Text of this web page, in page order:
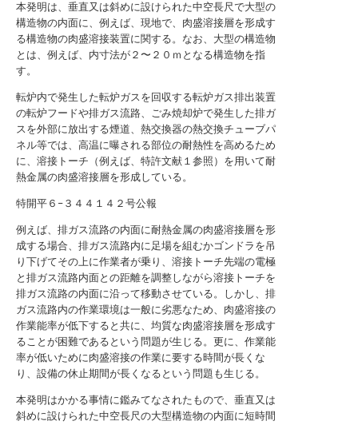
本発明は、垂直又は斜めに設けられた中空長尺で大型の
構造物の内面に、例えば、現地で、肉盛溶接層を形成す
る構造物の肉盛溶接装置に関する。なお、大型の構造物
とは、例えば、内寸法が２〜２０ｍとなる構造物を指
す。
転炉内で発生した転炉ガスを回収する転炉ガス排出装置
の転炉フードや排ガス流路、ごみ焼却炉で発生した排ガ
スを外部に放出する煙道、熱交換器の熱交換チューブパ
ネル等では、高温に曝される部位の耐熱性を高めるため
に、溶接トーチ（例えば、特許文献１参照）を用いて耐
熱金属の肉盛溶接層を形成している。
特開平６−３４４１４２号公報
例えば、排ガス流路の内面に耐熱金属の肉盛溶接層を形
成する場合、排ガス流路内に足場を組むかゴンドラを吊
り下げてその上に作業者が乗り、溶接トーチ先端の電極
と排ガス流路内面との距離を調整しながら溶接トーチを
排ガス流路の内面に沿って移動させている。しかし、排
ガス流路内の作業環境は一般に劣悪なため、肉盛溶接の
作業能率が低下すると共に、均質な肉盛溶接層を形成す
ることが困難であるという問題が生じる。更に、作業能
率が低いために肉盛溶接の作業に要する時間が長くな
り、設備の休止期間が長くなるという問題も生じる。
本発明はかかる事情に鑑みてなされたもので、垂直又は
斜めに設けられた中空長尺の大型構造物の内面に短時間